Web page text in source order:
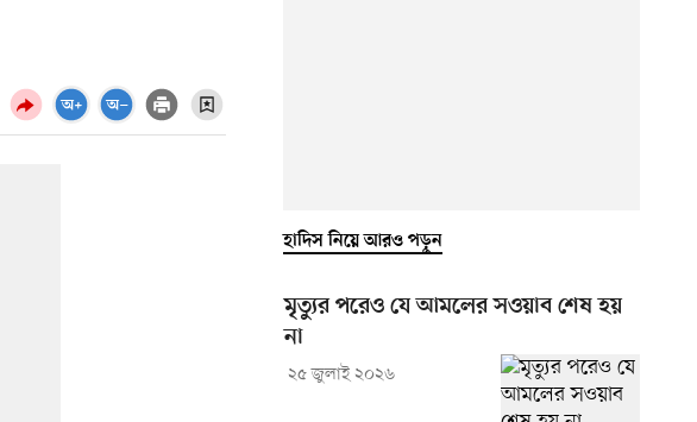
হাদিস নিয়ে আরও পড়ুন
মৃত্যুর পরেও যে আমলের সওয়াব শেষ হয়
না
২৫ জুলাই ২০২৬